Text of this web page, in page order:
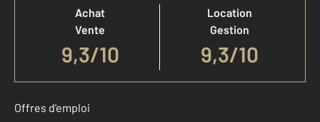
Achat
Vente
9,3/10
Location
Gestion
9,3/10
Offres d'emploi